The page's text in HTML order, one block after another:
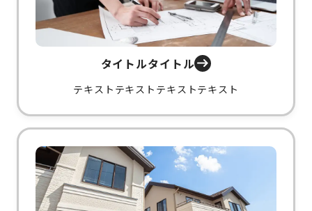
タイトルタイトル
テキストテキストテキストテキスト